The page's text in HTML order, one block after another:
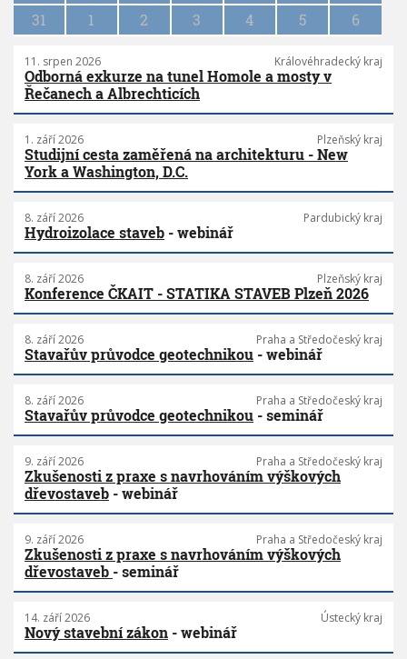
31
1 2 3 4 5 6
11. srpen 2026 Královéhradecký kraj
Odborná exkurze na tunel Homole a mosty v
Řečanech a Albrechticích
1. září 2026 Plzeňský kraj
Studijní cesta zaměřená na architekturu - New
York a Washington, D.C.
8. září 2026 Pardubický kraj
Hydroizolace staveb - webinář
8. září 2026 Plzeňský kraj
Konference ČKAIT - STATIKA STAVEB Plzeň 2026
8. září 2026 Praha a Středočeský kraj
Stavařův průvodce geotechnikou - webinář
8. září 2026 Praha a Středočeský kraj
Stavařův průvodce geotechnikou - seminář
9. září 2026 Praha a Středočeský kraj
Zkušenosti z praxe s navrhováním výškových
dřevostaveb - webinář
9. září 2026 Praha a Středočeský kraj
Zkušenosti z praxe s navrhováním výškových
dřevostaveb - seminář
14. září 2026 Ústecký kraj
Nový stavební zákon - webinář